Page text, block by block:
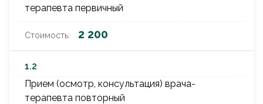
терапевта первичный
2 200
1.2
Прием (осмотр, консультация) врача-
терапевта повторный